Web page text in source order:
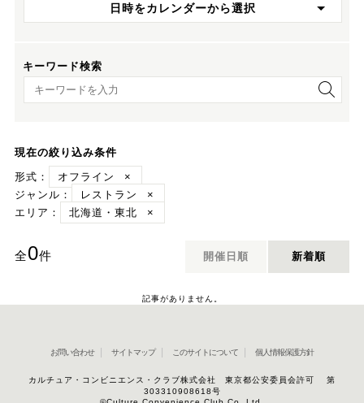
日時をカレンダーから選択
キーワード検索
キーワード検索
現在の絞り込み条件
形式：
オフライン
×
ジャンル：
レストラン
×
エリア：
北海道・東北 ×
全0件 開催日順 新着順
記事がありません。
お問い合わせ サイトマップ このサイトについて 個人情報保護方針
カルチュア・コンビニエンス・クラブ株式会社 東京都公安委員会許可 第
303310908618号